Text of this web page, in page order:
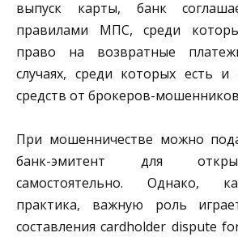
выпуск карты, банк
правилами МПС, среди
право на возвратные
случаях, среди которых есть и
средств от брокеров-
При мошенничестве можно
банк-эмитент для
самостоятельно. Однако,
практика, важную роль
составления cardholder dispute